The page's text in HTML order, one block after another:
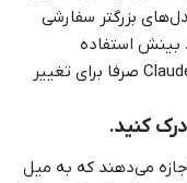
بزرگتر سفارشی‌
بینش استفاده
می‌کنند. و سپس می‌توان از ChatGPT یا Claude صرفا برای تغییر
می‌دهند که به میل